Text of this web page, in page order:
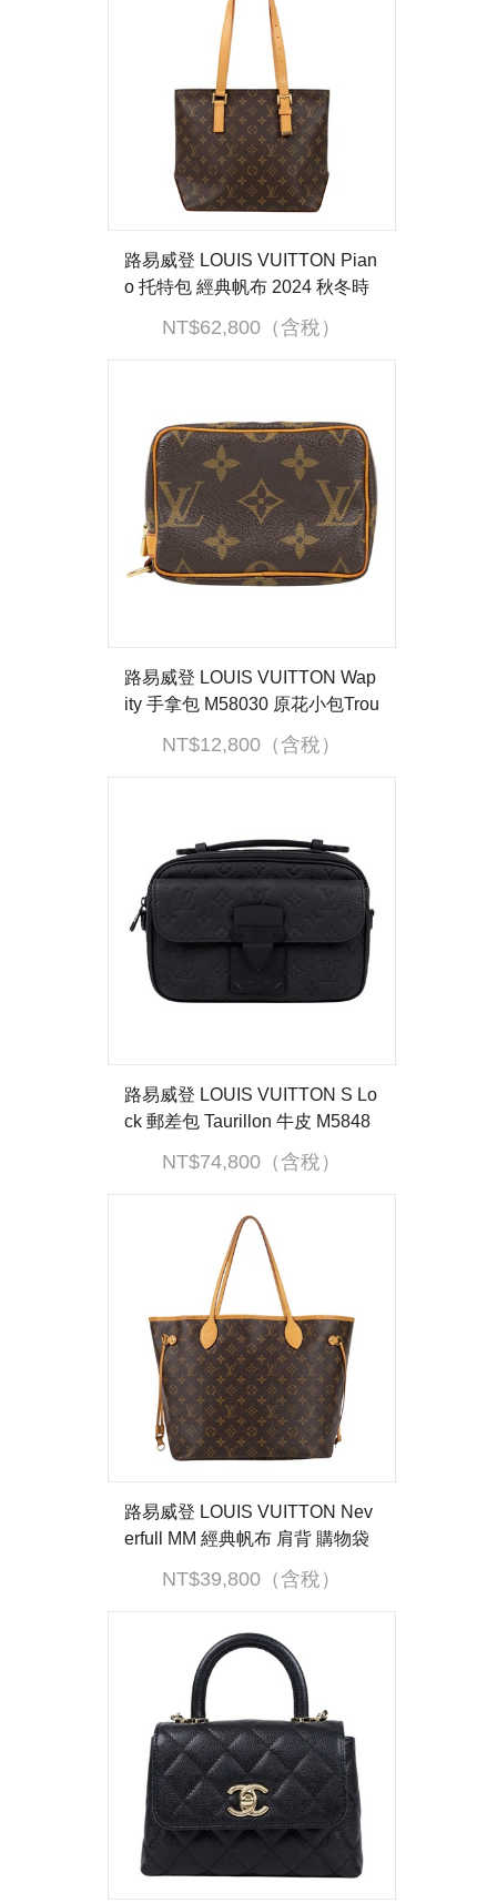
路易威登 LOUIS VUITTON Pian
o 托特包 經典帆布 2024 秋冬時
裝秀系列 M12095 晶片款 原花PI
ANO 防塵袋
NT$62,800（含稅）
路易威登 LOUIS VUITTON Wap
ity 手拿包 M58030 原花小包Trou
NT$12,800（含稅）
路易威登 LOUIS VUITTON S Lo
ck 郵差包 Taurillon 牛皮 M5848
9 晶片款 黑壓紋S Lock 郵差包
NT$74,800（含稅）
路易威登 LOUIS VUITTON Nev
erfull MM 經典帆布 肩背 購物袋
櫻桃紅內襯 M46987 晶片款 原花
NEVERFULL MM 內袋
NT$39,800（含稅）